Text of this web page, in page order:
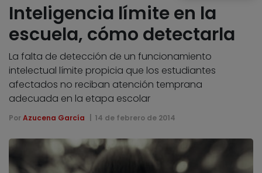
Inteligencia límite en la
escuela, cómo detectarla
La falta de detección de un funcionamiento
intelectual límite propicia que los estudiantes
afectados no reciban atención temprana
adecuada en la etapa escolar
Por Azucena García 14 de febrero de 2014